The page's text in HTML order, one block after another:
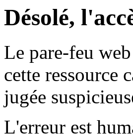
Désolé,
Le pare-feu
cette ressource
jugée
L'erreur est